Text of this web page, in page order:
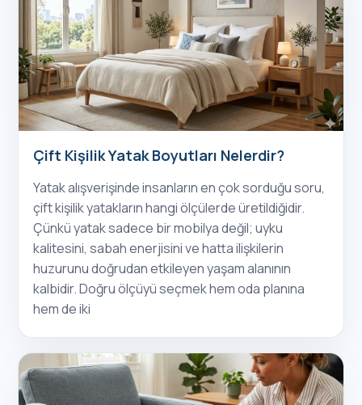
Çift Kişilik Yatak Boyutları Nelerdir?
Yatak alışverişinde insanların en çok sorduğu soru,
çift kişilik yatakların hangi ölçülerde üretildiğidir.
Çünkü yatak sadece bir mobilya değil; uyku
kalitesini, sabah enerjisini ve hatta ilişkilerin
huzurunu doğrudan etkileyen yaşam alanının
kalbidir. Doğru ölçüyü seçmek hem oda planına
hem de iki